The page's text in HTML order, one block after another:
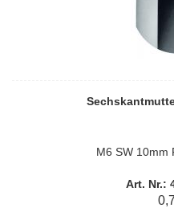
M6 SW 10mm
Art. Nr.: